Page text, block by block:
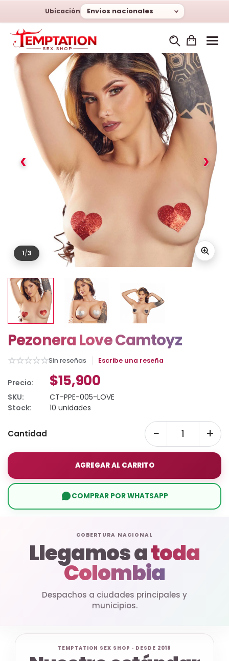
Ubicación Envíos nacionales
1/3
‹ ›
Pezonera Love Camtoyz
☆☆☆☆☆Sin reseñas Escribe una reseña
Precio: $15,900
SKU:
CT-PPE-005-LOVE
Stock:
10 unidades
Cantidad − +
AGREGAR AL CARRITO
COMPRAR POR WHATSAPP
COBERTURA NACIONAL
Llegamos atoda
Colombia
Despachos a ciudades principales y
municipios.
TEMPTATION SEX SHOP · DESDE 2018